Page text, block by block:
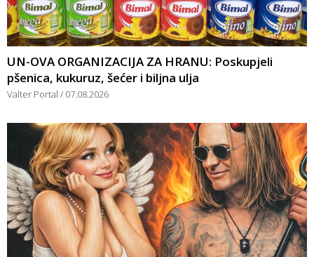
UN-OVA ORGANIZACIJA ZA HRANU: Poskupjeli
pšenica, kukuruz, šećer i biljna ulja
Valter Portal 07.08.2026